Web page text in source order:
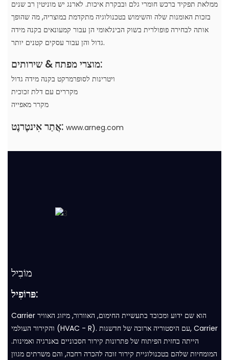
ממלאת תפקיד ברכש חומרי גלם ובבקרת איכות. לארנג יש מוניטין רב שנים
בזכות האומנות שלה והשימוש בטכנולוגיה מתקדמת במוצריה, מה שהופך
אותה לבחירה פופולרית בשוק הבינלאומי הן עבור קמעונאים בקנה מידה
גדול והן עבור עסקים קטנים יותר.
מוצרי מפתח & שירותים:
ויטרינות לסופרמרקט בקנה מידה גדול
מקררים עם דלת זכוכית
מקרר מאפייה
אֲתַר אִינטֶרנֶט: www.arneg.com
מוֹבִיל
פּרוֹפִיל:
Carrier הוא שם ידוע ומכובד בתעשיית החימום, האוורור, מיזוג האוויר
והקירור העולמי (HVAC - R). עם היסטוריה ארוכה של חדשנות, Carrier
הייתה בחזית הפיתוח של פתרונות קירור חסכוניים באנרגיה ואמינות.
המומחיות שלהם בטכנולוגיית קירור זוכה להכרה רחבה, והם משרתים מגוון